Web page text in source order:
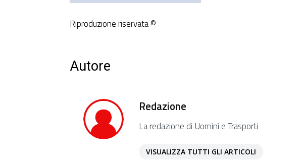
Riproduzione riservata ©
Autore
Redazione
La redazione di Uomini e Trasporti
VISUALIZZA TUTTI GLI ARTICOLI